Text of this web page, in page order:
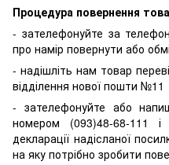
Процедура повернення
- зателефонуйте за
про намір повернути або
- надішліть нам товар
відділення нової пошти №11
- зателефонуйте або
номером (093)48-68-111
декларації надісланої
на яку потрібно зробити